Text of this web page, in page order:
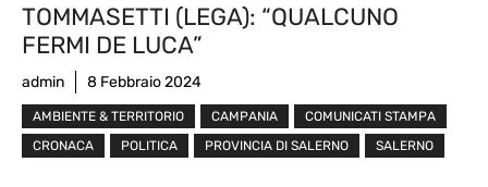
TOMMASETTI (LEGA): “QUALCUNO
FERMI DE LUCA”
admin 8 Febbraio 2024
AMBIENTE & TERRITORIO CAMPANIA
COMUNICATI STAMPA
CRONACA
POLITICA PROVINCIA DI SALERNO SALERNO